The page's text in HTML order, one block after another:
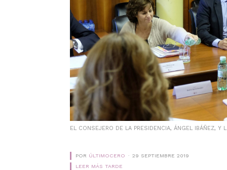
EL CONSEJERO DE LA PRESIDENCIA, ÁNGEL IBÁÑEZ,
POR ÚLTIMOCERO
29 SEPTIEMBRE 2019
LEER MÁS TARDE